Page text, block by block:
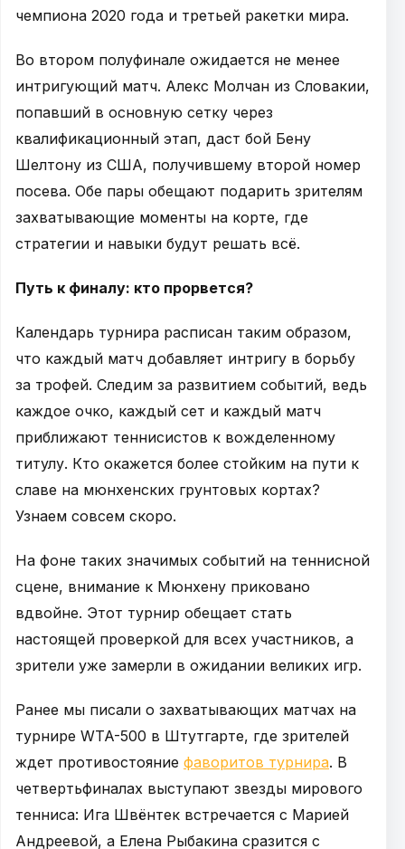
чемпиона 2020 года и третьей ракетки мира.
Во втором полуфинале ожидается не менее
интригующий матч. Алекс Молчан из Словакии,
попавший в основную сетку через
квалификационный этап, даст бой Бену
Шелтону из США, получившему второй номер
посева. Обе пары обещают подарить зрителям
захватывающие моменты на корте, где
стратегии и навыки будут решать всё.
Путь к финалу: кто прорвется?
Календарь турнира расписан таким образом,
что каждый матч добавляет интригу в борьбу
за трофей. Следим за развитием событий, ведь
каждое очко, каждый сет и каждый матч
приближают теннисистов к вожделенному
титулу. Кто окажется более стойким на пути к
славе на мюнхенских грунтовых кортах?
Узнаем совсем скоро.
На фоне таких значимых событий на теннисной
сцене, внимание к Мюнхену приковано
вдвойне. Этот турнир обещает стать
настоящей проверкой для всех участников, а
зрители уже замерли в ожидании великих игр.
Ранее мы писали о захватывающих матчах на
турнире WTA-500 в Штутгарте, где зрителей
ждет противостояние фаворитов турнира. В
четвертьфиналах выступают звезды мирового
тенниса: Ига Швёнтек встречается с Марией
Андреевой, а Елена Рыбакина сразится с